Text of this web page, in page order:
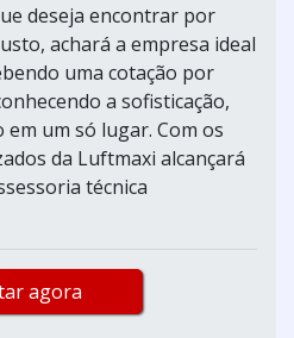
deseja encontrar por
achará a empresa ideal
uma cotação por
a sofisticação,
um só lugar. Com os
da Luftmaxi alcançará
técnica
agora